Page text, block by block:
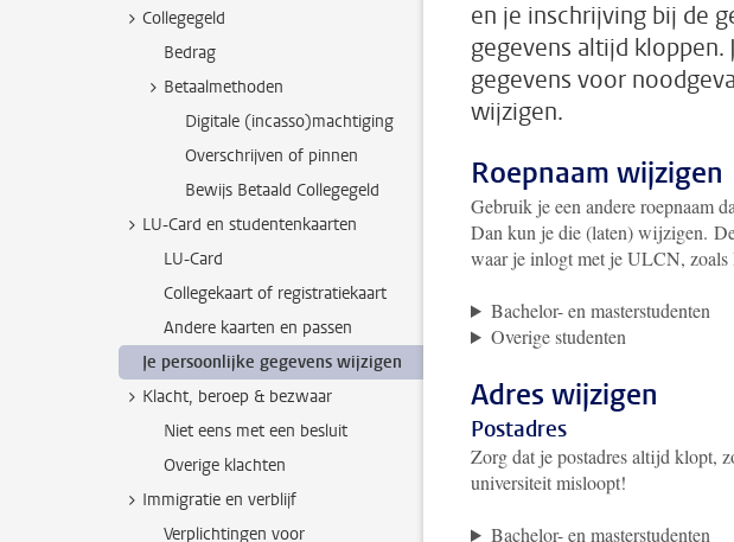
Collegegeld
Bedrag
Betaalmethoden
Digitale (incasso)machtiging
Overschrijven of pinnen
Bewijs Betaald Collegegeld
LU-Card en studentenkaarten
LU-Card
Collegekaart of registratiekaart
Andere kaarten en passen
Je persoonlijke gegevens wijzigen
Klacht, beroep & bezwaar
Niet eens met een besluit
Overige klachten
Immigratie en verblijf
Verplichtingen voor
en je inschrijving bij de
gegevens altijd kloppen.
gegevens voor
wijzigen.
Roepnaam wijzigen
Gebruik je een andere roepnaam
Dan kun je die (laten) wijzigen.
waar je inlogt met je ULCN, zoals
Bachelor- en masterstudenten
Overige studenten
Adres wijzigen
Postadres
Zorg dat je postadres altijd klopt,
universiteit misloopt!
Bachelor- en masterstudenten